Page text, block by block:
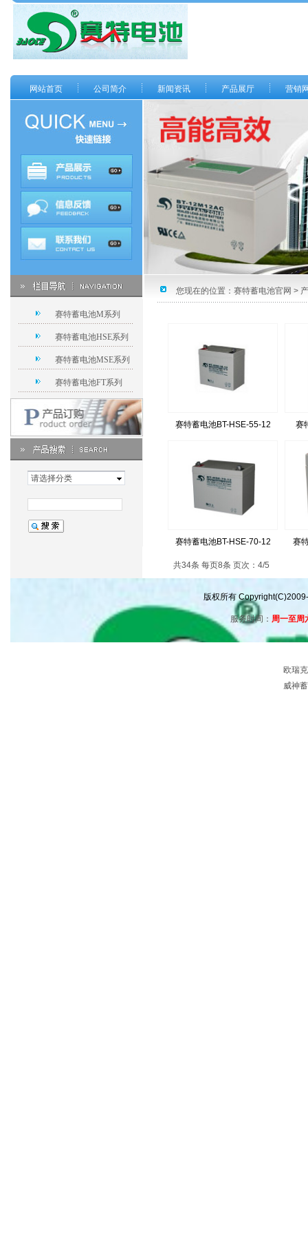
网站首页 公司简介 新闻资讯 产品展厅 营销
您现在的位置： 赛特蓄电池官网 >
请选择分类
赛特蓄电池BT-HSE-55-12 赛
赛特蓄电池BT-HSE-70-12 赛
共34条 每页8条 页次：4/5
赛特蓄电池M系列
赛特蓄电池HSE系列
赛特蓄电池MSE系列
赛特蓄电池FT系列
版权所有
服务时间： 周一至
欧瑞
威神